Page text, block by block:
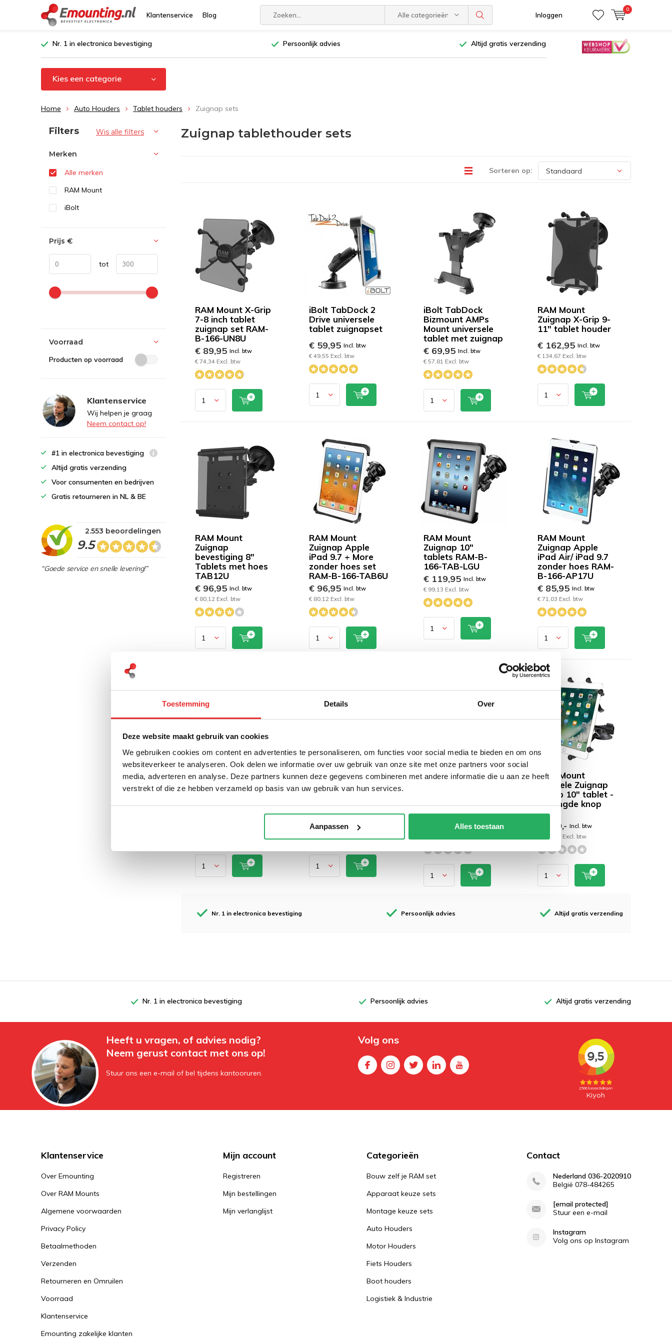
Toestemming Details Over
Deze website maakt gebruik van cookies
We gebruiken cookies om content en advertenties te personaliseren, om functies voor social media te bieden en om ons
websiteverkeer te analyseren. Ook delen we informatie over uw gebruik van onze site met onze partners voor social
media, adverteren en analyse. Deze partners kunnen deze gegevens combineren met andere informatie die u aan ze heeft
verstrekt of die ze hebben verzameld op basis van uw gebruik van hun services.
Aanpassen Alles toestaan
Klantenservice Blog Alle categorieën Inloggen
0
Nr. 1 in electronica bevestiging Persoonlijk advies Altijd gratis verzending
Kies een categorie
Home Auto Houders Tablet houders Zuignap sets
Zuignap tablethouder sets
Sorteren op:
RAM Mount X-Grip
7-8 inch tablet
zuignap set RAM-
B-166-UN8U
€ 89,95 Incl. btw
€ 74,34 Excl. btw
iBolt TabDock 2
Drive universele
tablet zuignapset
€ 59,95Incl. btw
€ 49,55 Excl. btw
iBolt TabDock
Bizmount AMPs
Mount universele
tablet met zuignap
€ 69,95 Incl. btw
€ 57,81 Excl. btw
RAM Mount
Zuignap X-Grip 9-
11" tablet houder
€ 162,95 Incl. btw
€ 134,67 Excl. btw
RAM Mount
Zuignap
bevestiging 8"
Tablets met hoes
TAB12U
€ 96,95 Incl. btw
€ 80,12 Excl. btw
RAM Mount
Zuignap Apple
iPad 9.7 + More
zonder hoes set
RAM-B-166-TAB6U
€ 96,95Incl. btw
€ 80,12 Excl. btw
RAM Mount
Zuignap 10"
tablets RAM-B-
166-TAB-LGU
€ 119,95 Incl. btw
€ 99,13 Excl. btw
RAM Mount
Zuignap Apple
iPad Air/ iPad 9.7
zonder hoes RAM-
B-166-AP17U
€ 85,95 Incl. btw
€ 71,03 Excl. btw
RAM Mount
Dubbele Zuignap
X-Grip 9-11" tablet
RAM-B-189-UN9U
RAM Mount X-Grip
12-13 inch Tablet
Houder zuignap
montage
€ 179,95Incl. btw
€ 148,72 Excl. btw
RAM Mount X-Grip
Articulating
zuignap
€ 269,95Incl. btw
RAM Mount
Dubbele Zuignap
X-Grip 10" tablet -
verlengde knop
UN9U
€ 209,- Incl. btw
€ 172,73 Excl. btw
Nr. 1 in electronica bevestiging Persoonlijk advies Altijd gratis verzending
Sorteren op:
Filters Wis alle filters
Merken
Alle merken
RAM Mount
iBolt
Prijs €
tot
Voorraad
Producten op voorraad
Klantenservice
Wij helpen je graag
Neem contact op!
#1 in electronica bevestiging
Altijd gratis verzending
Voor consumenten en bedrijven
Gratis retourneren in NL & BE
9.5
2.553 beoordelingen
“Goede service en snelle levering!”
Nr. 1 in electronica bevestiging Persoonlijk advies Altijd gratis verzending
Heeft u vragen, of advies nodig?
Neem gerust contact met ons op!
Stuur ons een e-mail of bel tijdens kantooruren.
Volg ons
Klantenservice
Over Emounting
Over RAM Mounts
Algemene voorwaarden
Privacy Policy
Betaalmethoden
Verzenden
Retourneren en Omruilen
Voorraad
Klantenservice
Emounting zakelijke klanten
Mijn account
Registreren
Mijn bestellingen
Mijn verlanglijst
Categorieën
Bouw zelf je RAM set
Apparaat keuze sets
Montage keuze sets
Auto Houders
Motor Houders
Fiets Houders
Boot houders
Logistiek & Industrie
Contact
Nederland 036-2020910
België 078-484265
[email protected]
Stuur een e-mail
Instagram
Volg ons op Instagram